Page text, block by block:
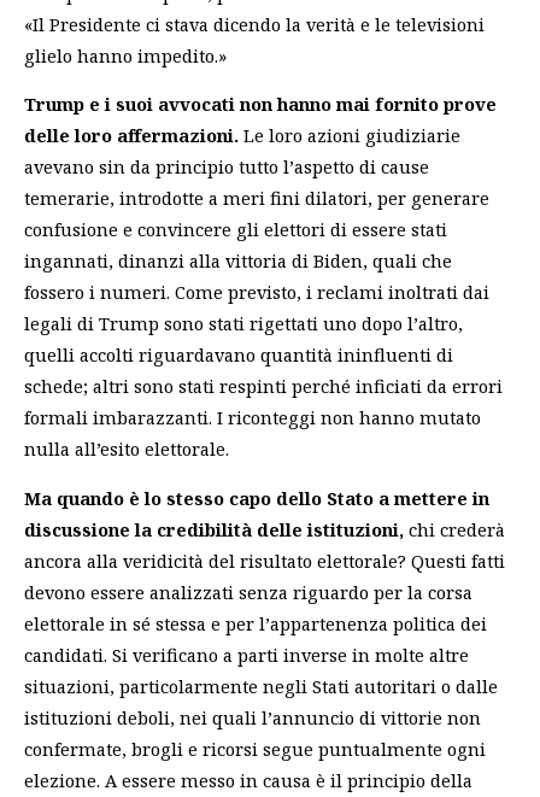
«Il Presidente ci stava dicendo la verità e le televisioni
glielo hanno impedito.»
Trump e i suoi avvocati non hanno mai fornito prove
delle loro affermazioni. Le loro azioni giudiziarie
avevano sin da principio tutto l’aspetto di cause
temerarie, introdotte a meri fini dilatori, per generare
confusione e convincere gli elettori di essere stati
ingannati, dinanzi alla vittoria di Biden, quali che
fossero i numeri. Come previsto, i reclami inoltrati dai
legali di Trump sono stati rigettati uno dopo l’altro,
quelli accolti riguardavano quantità ininfluenti di
schede; altri sono stati respinti perché inficiati da errori
formali imbarazzanti. I riconteggi non hanno mutato
nulla all’esito elettorale.
Ma quando è lo stesso capo dello Stato a mettere in
discussione la credibilità delle istituzioni, chi crederà
ancora alla veridicità del risultato elettorale? Questi fatti
devono essere analizzati senza riguardo per la corsa
elettorale in sé stessa e per l’appartenenza politica dei
candidati. Si verificano a parti inverse in molte altre
situazioni, particolarmente negli Stati autoritari o dalle
istituzioni deboli, nei quali l’annuncio di vittorie non
confermate, brogli e ricorsi segue puntualmente ogni
elezione. A essere messo in causa è il principio della